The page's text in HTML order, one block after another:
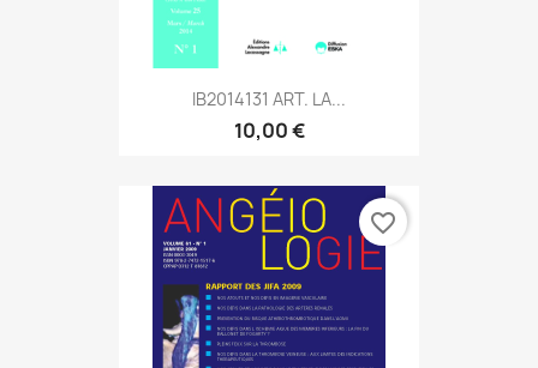
IB2014131 ART. LA...
10,00 €
favorite_border